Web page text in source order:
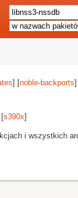
] [noble-backports
s390x]
i wszystkich